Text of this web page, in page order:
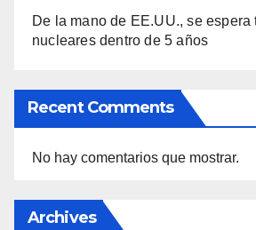
De la mano de EE.UU., se espera
nucleares dentro de 5 años
Recent Comments
No hay comentarios que mostrar.
Archives